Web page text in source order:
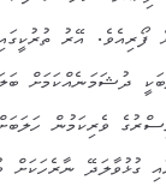
ފޯރިއެވެ. އޭރު
ދުޝަމަނެއްކަމަށް
ވެރިކަމުން
ގުޅުވާލަދޭ ނާރެހަކަށް